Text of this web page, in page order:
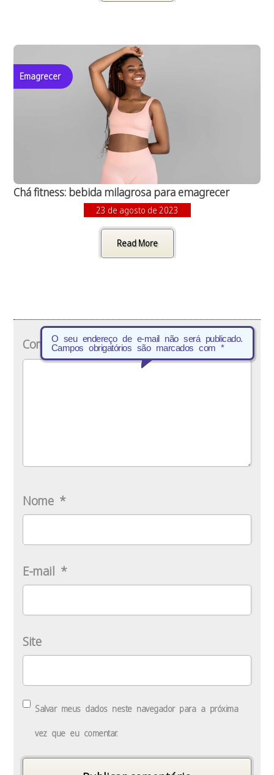
Emagrecer
Chá fitness: bebida milagrosa para emagrecer
23 de agosto de 2023
Read More
O seu endereço de e-mail não será publicado.
Campos obrigatórios são marcados com*
Comentário*
Nome *
E-mail *
Site
Salvar meus dados neste navegador para a próxima
vez que eu comentar.